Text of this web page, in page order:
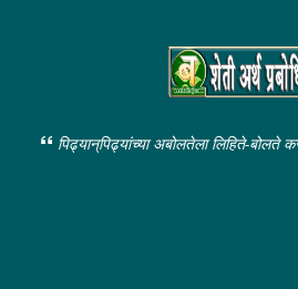
पिढ्यान्‌पिढ्यांच्या अबोलतेला लिहिते-बोलते